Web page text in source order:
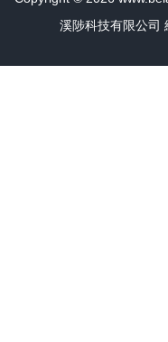
溪陟科技有限公司